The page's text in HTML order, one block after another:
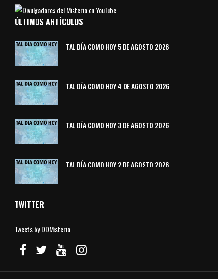
ÚLTIMOS ARTÍCULOS
TAL DÍA COMO HOY 5 DE AGOSTO 2026
TAL DÍA COMO HOY 4 DE AGOSTO 2026
TAL DÍA COMO HOY 3 DE AGOSTO 2026
TAL DÍA COMO HOY 2 DE AGOSTO 2026
TWITTER
Tweets by DDMisterio